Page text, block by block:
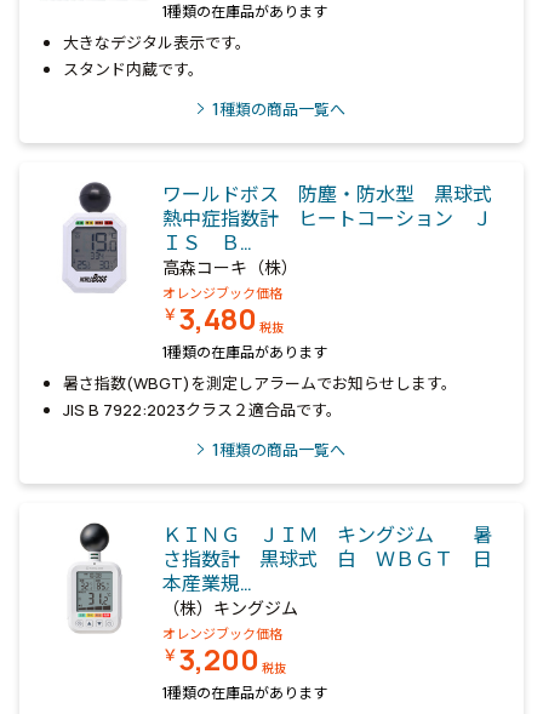
1種類の在庫品があります
大きなデジタル表示です。
スタンド内蔵です。
1種類の商品一覧へ
ワールドボス 防塵・防水型 黒球式
熱中症指数計 ヒートコーション Ｊ
ＩＳ Ｂ…
高森コーキ（株）
オレンジブック価格
￥3,480 税抜
1種類の在庫品があります
暑さ指数(WBGT)を測定しアラームでお知らせします。
JIS B 7922:2023クラス２適合品です。
1種類の商品一覧へ
ＫＩＮＧ ＪＩＭ キングジム 暑
さ指数計 黒球式 白 ＷＢＧＴ 日
本産業規…
（株）キングジム
オレンジブック価格
￥3,200 税抜
1種類の在庫品があります